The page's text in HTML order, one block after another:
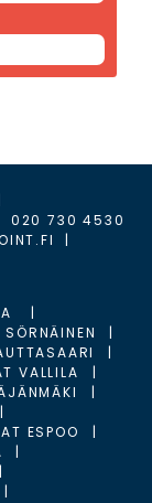
020 730 4530
|
VALLILA
ESPOO